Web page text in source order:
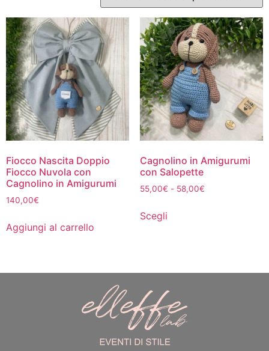
Fiocco Nascita Doppio
Fiocco Nuvola con
Cagnolino in Amigurumi
140,00€
Aggiungi al carrello
Cagnolino in Amigurumi
con Salopette
55,00€ - 58,00€
Scegli